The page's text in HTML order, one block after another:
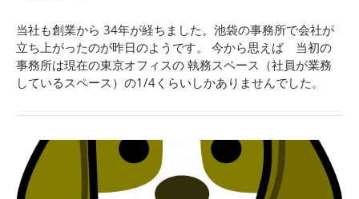
当社も創業から 34年が経ちました。池袋の事務所で会社が
立ち上がったのが昨日のようです。 今から思えば 当初の
事務所は現在の東京オフィスの 執務スペース（社員が業務
しているスペース）の1/4くらいしかありませんでした。